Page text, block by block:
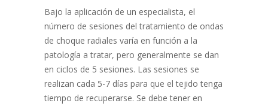
Bajo la aplicación de un especialista, el
número de sesiones del tratamiento de ondas
de choque radiales varía en función a la
patología a tratar, pero generalmente se dan
en ciclos de 5 sesiones. Las sesiones se
realizan cada 5-7 días para que el tejido tenga
tiempo de recuperarse. Se debe tener en